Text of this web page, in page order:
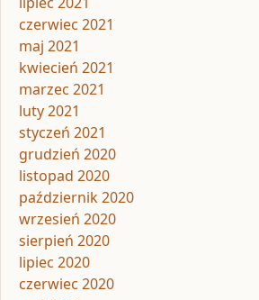
czerwiec 2021
maj 2021
kwiecień 2021
marzec 2021
luty 2021
styczeń 2021
grudzień 2020
listopad 2020
październik 2020
wrzesień 2020
sierpień 2020
lipiec 2020
czerwiec 2020